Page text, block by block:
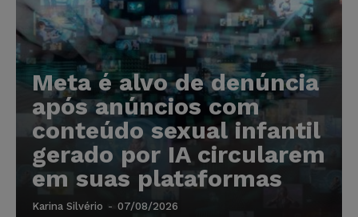
Meta é alvo de denúncia
após anúncios com
conteúdo sexual infantil
gerado por IA circularem
em suas plataformas
Karina Silvério - 07/08/2026